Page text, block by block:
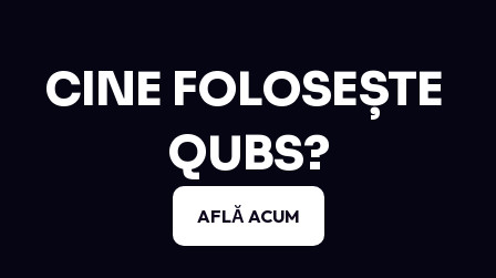
CINE FOLOSEȘTE
QUBS?
AFLĂ ACUM